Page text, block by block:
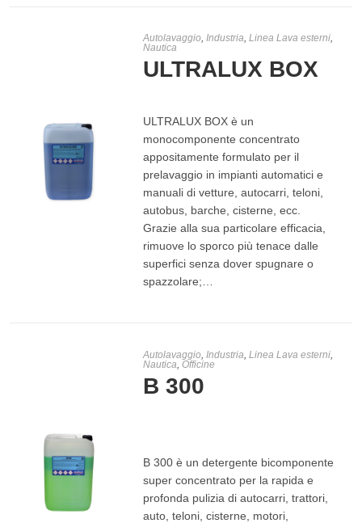
Autolavaggio,Industria,Linea Lava esterni,
Nautica
ULTRALUX BOX
ULTRALUX BOX è un
monocomponente concentrato
appositamente formulato per il
prelavaggio in impianti automatici e
manuali di vetture, autocarri, teloni,
autobus, barche, cisterne, ecc.
Grazie alla sua particolare efficacia,
rimuove lo sporco più tenace dalle
superfici senza dover spugnare o
spazzolare;…
Autolavaggio ,Industria ,Linea Lava esterni
Nautica ,Officine
B 300
B 300 è un detergente bicomponente
super concentrato per la rapida e
profonda pulizia di autocarri, trattori,
auto, teloni, cisterne, motori,